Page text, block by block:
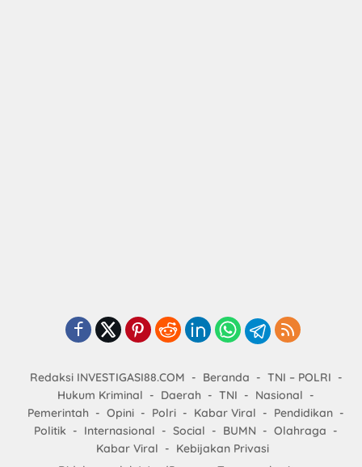
Redaksi INVESTIGASI88.COM Beranda
TNI – POLRI
Hukum Kriminal
Daerah TNI
Nasional
Pemerintah
Opini Polri Kabar Viral
Pendidikan
Politik
Internasional Social BUMN
Olahraga
Kabar Viral
Kebijakan Privasi